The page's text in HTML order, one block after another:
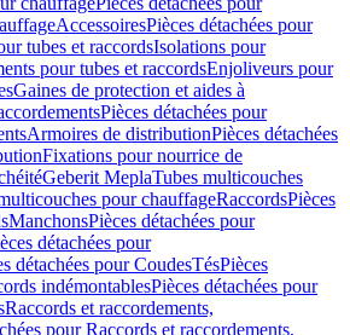
AccessoiresPièces détachées pour
tubes et raccordsIsolations pour
pour tubes et raccordsEnjoliveurs pour
Gaines de protection et aides à
Pièces détachées pour
Armoires de distributionPièces détachées
Fixations pour nourrice de
Geberit MeplaTubes multicouches
pour chauffageRaccordsPièces
ManchonsPièces détachées pour
détachées pour
détachées pour CoudesTésPièces
indémontablesPièces détachées pour
Raccords et raccordements,
pour Raccords et raccordements,